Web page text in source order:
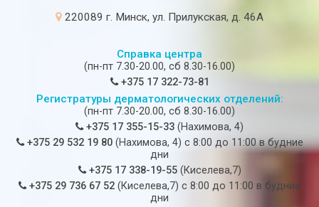
220089 г. Минск, ул. Прилукская, д. 46А
Справка центра
(пн-пт 7.30-20.00, сб 8.30-16.00)
+375 17 322-73-81
Регистратуры дерматологических отделений:
(пн-пт 7.30-20.00, сб 8.30-16.00)
+375 17 355-15-33 (Нахимова, 4)
+375 29 532 19 80(Нахимова, 4) c 8:00 до 11:00 в будние
дни
+375 17 338-19-55(Киселева,7)
+375 29 736 67 52 (Киселева,7) c 8:00 до 11:00 в будние
дни